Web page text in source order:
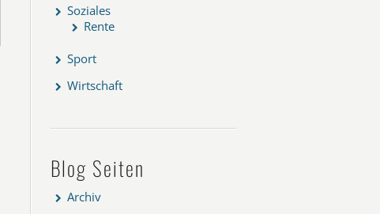
Soziales
Rente
Sport
Wirtschaft
Blog Seiten
Archiv